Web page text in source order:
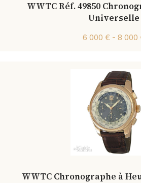
WWTC Réf. 49850
Universelle
6 000 € - 8 000
WWTC Chronographe à